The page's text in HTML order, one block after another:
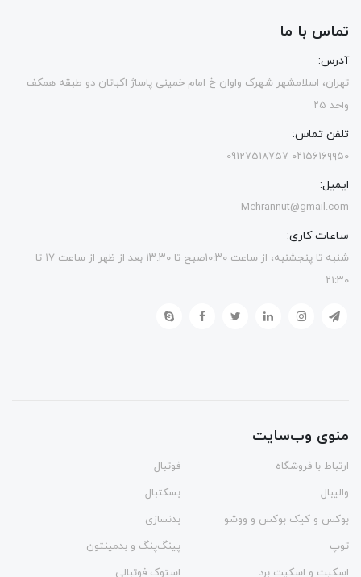
تماس با ما
آدرس:
تهران، اسلامشهر شهرک واوان خ امام خمینی پاساژ اکباتان دو طبقه همکف
واحد ۲۵
تلفن تماس:
۰۲۱۵۶۱۶۹۹۵۰ 09127518757
ایمیل:
Mehrannut@gmail.com
ساعات کاری:
شنبه تا پنجشنبه، از ساعت ۱۰:۳۰صبح تا ۱۳.۳۰ بعد از ظهر از ساعت ۱۷ تا
۲۱:۳۰
منوی وب‌سایت
ارتباط با فروشگاه
فوتبال
والیبال
بسکتبال
بوکس و کیک بوکس و ووشو
بدنسازی
توپ
پینگ‌پنگ و بدمينتون
اسکیت و اسکیت برد
استوک فوتبالی